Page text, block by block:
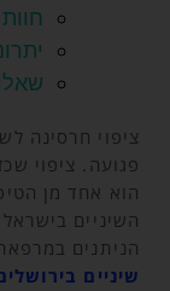
ציפוי חרסינה
פגועה. ציפוי
הוא אחד מן
השיניים
הניתנים
שיניים